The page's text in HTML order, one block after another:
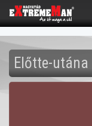
Előtte-utána